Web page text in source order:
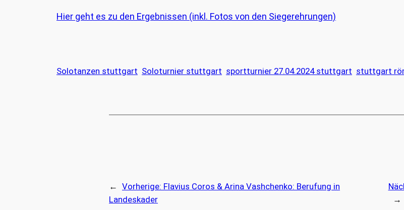
Hier geht es zu den Ergebnissen (inkl. Fotos von den Siegerehrungen)
Solotanzen stuttgart Soloturnier stuttgart sportturnier 27.04.2024 stuttgart stuttgart
← Vorherige: Flavius Coros & Arina Vashchenko: Berufung in
Landeskader
→